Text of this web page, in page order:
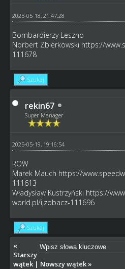
2025-05-18, 21:47:28
Bombardierzy Leszno
Norbert Zbierkowski https://
111678
Szukaj
rekin67
Super Manager
2025-05-19, 19:16:54
ROW
Marek Mauch https://
111613
Władysław Kustrzyński https://
world.pl/i,zobacz-111696
Szukaj
«
Starszy
wątek| Nowszy wątek»